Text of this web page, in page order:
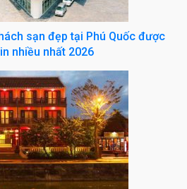
sạn đẹp tại Phú Quốc được
nhiều nhất 2026